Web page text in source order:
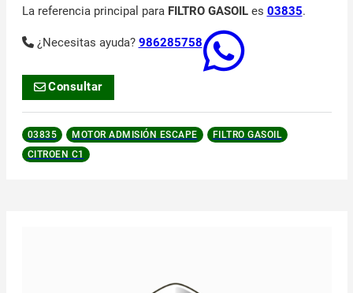
La referencia principal para FILTRO GASOILes 03835.
¿Necesitas ayuda? 986285758
Consultar
03835 MOTOR ADMISIÓN ESCAPE
FILTRO GASOIL
CITROEN C1